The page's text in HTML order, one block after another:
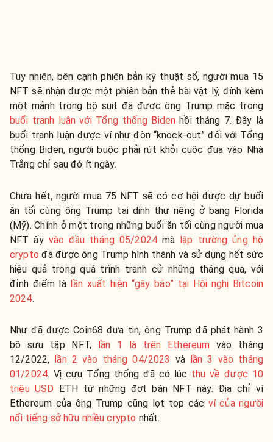
Tuy nhiên, bên cạnh phiên bản kỹ thuật số, người mua 15
NFT sẽ nhận được một phiên bản thẻ bài vật lý, đính kèm
một mảnh trong bộ suit đã được ông Trump mặc trong
buổi tranh luận với Tổng thống Biden hồi tháng 7. Đây là
buổi tranh luận được ví như đòn “knock-out” đối với Tổng
thống Biden, người buộc phải rút khỏi cuộc đua vào Nhà
Trắng chỉ sau đó ít ngày.
Chưa hết, người mua 75 NFT sẽ có cơ hội được dự buổi
ăn tối cùng ông Trump tại dinh thự riêng ở bang Florida
(Mỹ). Chính ở một trong những buổi ăn tối cùng người mua
NFT ấy vào đầu tháng 05/2024 mà lập trường ủng hộ
crypto đã được ông Trump hình thành và sử dụng hết sức
hiệu quả trong quá trình tranh cử những tháng qua, với
đỉnh điểm là lần xuất hiện “gây bão” tại Hội nghị Bitcoin
2024.
Như đã được Coin68 đưa tin, ông Trump đã phát hành 3
bộ sưu tập NFT, lần 1 là trên Ethereum vào tháng
12/2022, lần 2 vào tháng 04/2023 và lần 3 vào tháng
01/2024. Vị cựu Tổng thống đã có lúc thu về được 10
triệu USD ETH từ những đợt bán NFT này. Địa chỉ ví
Ethereum của ông Trump cũng lọt top các ví của người
nổi tiếng sở hữu nhiều crypto nhất.